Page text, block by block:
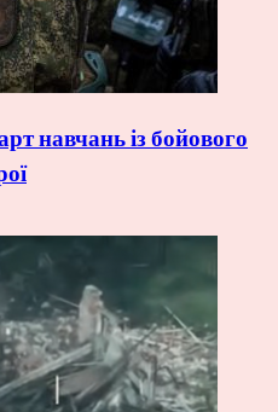
навчань із бойового